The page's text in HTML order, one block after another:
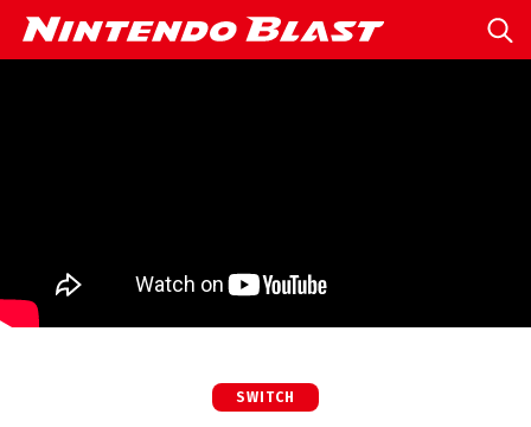
SWITCH